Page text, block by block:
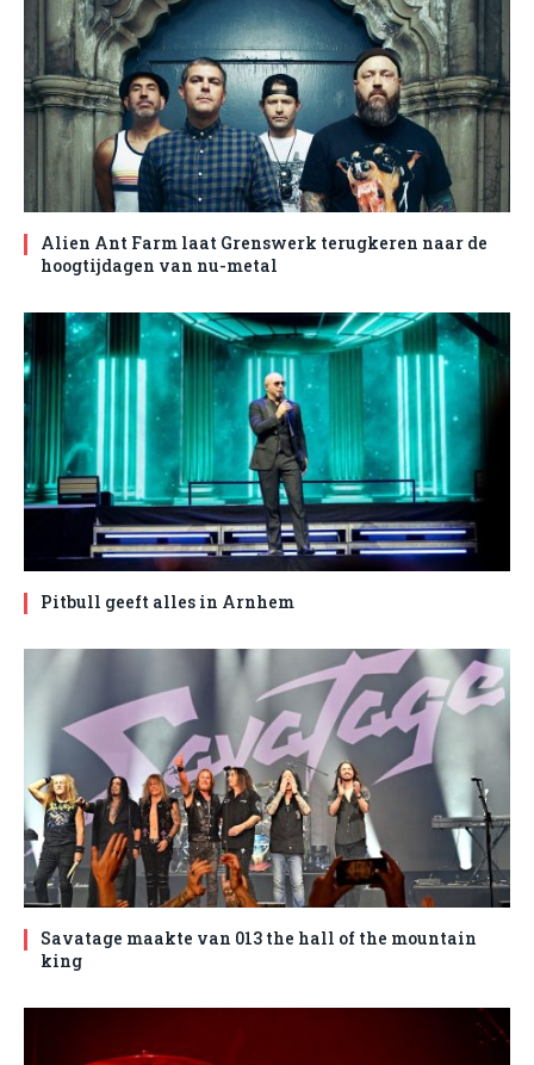
Alien Ant Farm laat Grenswerk terugkeren naar de
hoogtijdagen van nu-metal
Pitbull geeft alles in Arnhem
Savatage maakte van 013 the hall of the mountain
king